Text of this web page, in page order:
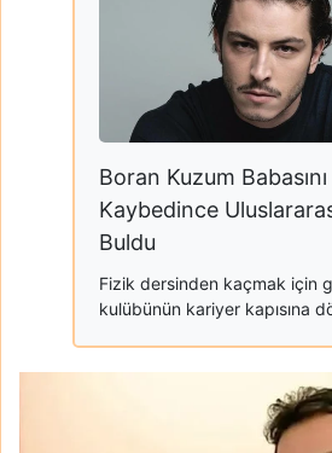
Boran Kuzum Babasını
Kaybedince
Buldu
Fizik dersinden kaçmak için
kulübünün kariyer kapısına